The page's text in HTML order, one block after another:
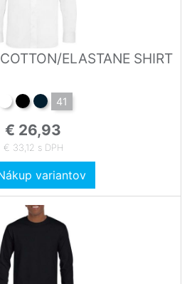
ELASTANE SHIRT
41
€ 26,93
€ 33,12 s DPH
variantov